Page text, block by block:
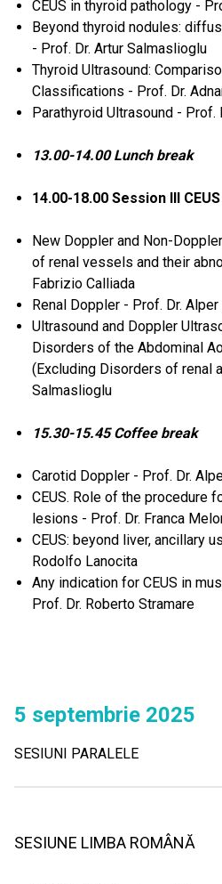
CEUS in thyroid pathology -
Beyond thyroid nodules:
- Prof. Dr. Artur Salmaslioglu
Thyroid Ultrasound:
Classifications - Prof. Dr.
Parathyroid Ultrasound - Prof.
13.00-14.00 Lunch break
14.00-18.00 Session III
New Doppler and Non-
of renal vessels and their
Fabrizio Calliada
Renal Doppler - Prof. Dr.
Ultrasound and Doppler
Disorders of the Abdominal
(Excluding Disorders of renal
Salmaslioglu
15.30-15.45 Coffee break
Carotid Doppler - Prof. Dr.
CEUS. Role of the procedure
lesions - Prof. Dr. Franca
CEUS: beyond liver, ancillary
Rodolfo Lanocita
Any indication for CEUS in
Prof. Dr. Roberto Stramare
5 septembrie 2025
SESIUNI PARALELE
SESIUNE LIMBA ROMÂNĂ